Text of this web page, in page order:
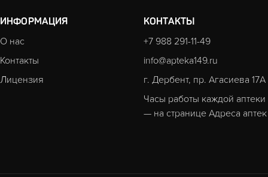
ИНФОРМАЦИЯ
О нас
Контакты
Лицензия
КОНТАКТЫ
+7 988 291-11-49
info@apteka149.ru
г. Дербент, пр. Агасиева 17А
Часы работы каждой аптеки
— на странице Адреса аптек